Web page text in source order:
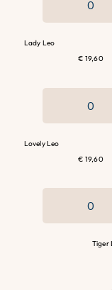
Lady Leo
€ 19,60
Lovely Leo
€ 19,60
Tiger